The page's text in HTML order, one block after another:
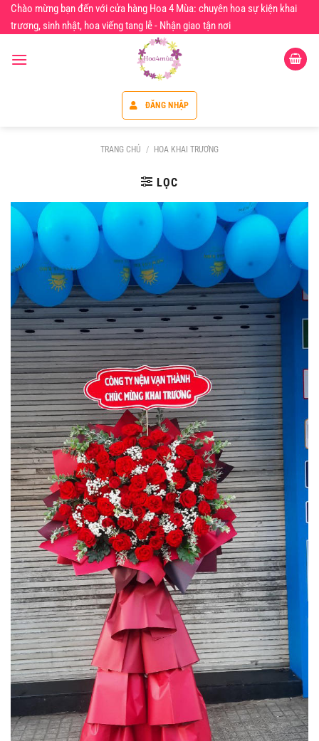
Chuyển
đến
dung
Chào mừng bạn đến với cửa hàng Hoa 4 Mùa: chuyên hoa sự kiện khai
trương, sinh nhật, hoa viếng tang lễ - Nhận giao tận nơi
ĐĂNG NHẬP
TRANG CHỦ / HOA KHAI TRƯƠNG
LỌC